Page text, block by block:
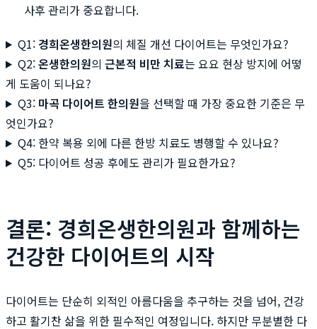
사후 관리가 중요합니다.
Q1: 경희온생한의원의 체질 개선 다이어트는 무엇인가요?
Q2:온생한의원의 근본적 비만 치료는 요요 현상 방지에 어떻
게 도움이 되나요?
Q3: 마곡 다이어트 한의원을 선택할 때 가장 중요한 기준은 무
엇인가요?
Q4: 한약 복용 외에 다른 한방 치료도 병행할 수 있나요?
Q5: 다이어트 성공 후에도 관리가 필요한가요?
결론: 경희온생한의원과 함께하는
건강한 다이어트의 시작
다이어트는 단순히 외적인 아름다움을 추구하는 것을 넘어, 건강
하고 활기찬 삶을 위한 필수적인 여정입니다. 하지만 무분별한 다